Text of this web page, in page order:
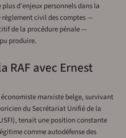
d'enjeux personnels dans la
règlement civil des comptes —
de la procédure pénale —
produire.
RAF avec Ernest
économiste marxiste belge, survivant
du Secrétariat Unifié de la
tenait une position constante
comme autodéfense des